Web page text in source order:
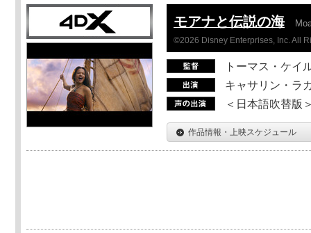
モアナと伝説の海
©2026 Disney Enterprises, Inc. All
トーマス・ケイ
キャサリン・ラ
＜日本語吹替版
作品情報・上映スケジュール